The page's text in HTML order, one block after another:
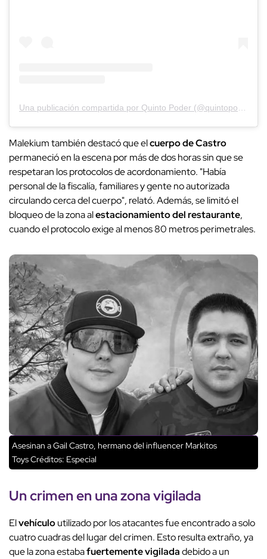
Malekium también destacó que elcuerpo de Castro
permaneció en la escena por más de dos horas sin que se
respetaran los protocolos de acordonamiento. "Había
personal de la fiscalía, familiares y gente no autorizada
circulando cerca del cuerpo", relató. Además, se limitó el
bloqueo de la zona alestacionamiento del restaurante,
cuando el protocolo exige al menos 80 metros perimetrales.
Asesinan a Gail Castro, hermano del influencer Markitos
ToysCréditos: Especial
Un crimen en una zona vigilada
Elvehículoutilizado por los atacantes fue encontrado a solo
cuatro cuadras del lugar del crimen. Esto resulta extraño, ya
que la zona estabafuertemente vigiladadebido a un